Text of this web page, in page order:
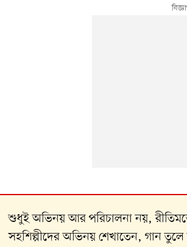
শুধুই অভিনয় আর পরিচালনা নয়,
সহশিল্পীদের অভিনয় শেখাতেন, গান